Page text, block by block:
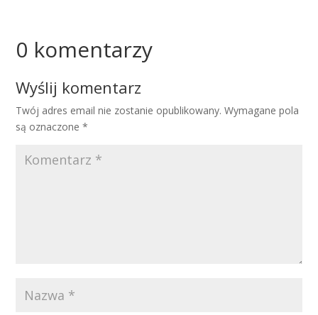
0 komentarzy
Wyślij komentarz
Twój adres email nie zostanie opublikowany. Wymagane pola
są oznaczone*